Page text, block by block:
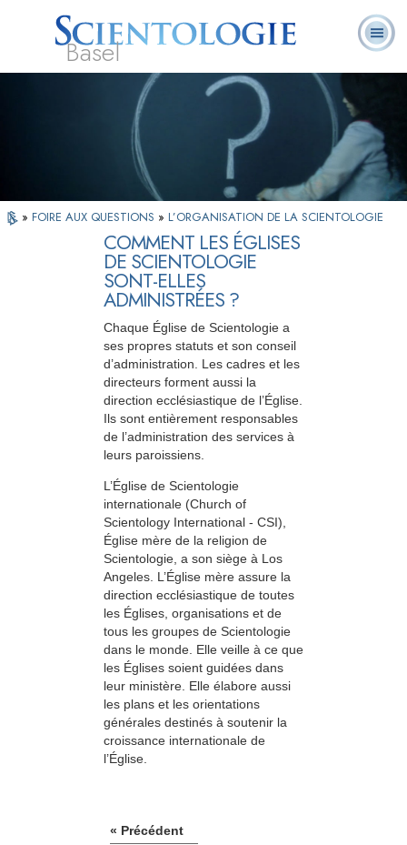
Basel
Qu’est-ce que la
Scientologie ?
Ministres
volontaires
Foire aux
questions
» FOIRE AUX QUESTIONS » L’ORGANISATION DE LA SCIENTOLOGIE
COMMENT LES ÉGLISES
DE SCIENTOLOGIE
SONT-ELLES
ADMINISTRÉES ?
Chaque Église de Scientologie a
ses propres statuts et son conseil
d’administration. Les cadres et les
directeurs forment aussi la
direction ecclésiastique de l’Église.
Ils sont entièrement responsables
de l’administration des services à
leurs paroissiens.
L’Église de Scientologie
internationale (Church of
Scientology International - CSI),
Église mère de la religion de
Scientologie, a son siège à Los
Angeles. L’Église mère assure la
direction ecclésiastique de toutes
les Églises, organisations et de
tous les groupes de Scientologie
dans le monde. Elle veille à ce que
les Églises soient guidées dans
leur ministère. Elle élabore aussi
les plans et les orientations
générales destinés à soutenir la
croissance internationale de
l’Église.
« Précédent